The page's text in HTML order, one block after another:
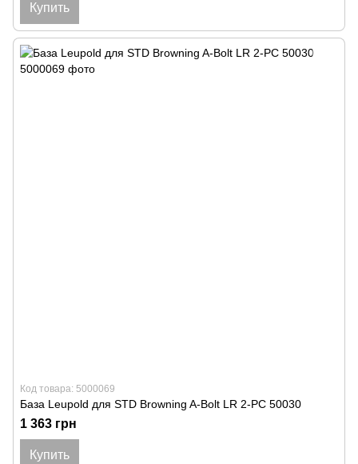
Купить
Код товара: 5000069
База Leupold для STD Browning A-Bolt LR 2-PC 50030
1 363 грн
Купить